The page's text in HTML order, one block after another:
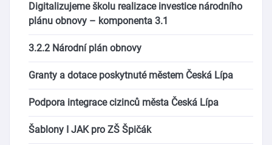
Digitalizujeme školu realizace investice národního
plánu obnovy – komponenta 3.1
3.2.2 Národní plán obnovy
Granty a dotace poskytnuté městem Česká Lípa
Podpora integrace cizinců města Česká Lípa
Šablony I JAK pro ZŠ Špičák